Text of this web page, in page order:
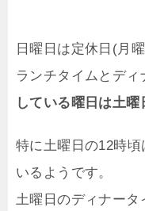
日曜日は定休日(月
ランチタイムとデ
している曜日は土曜
特に土曜日の12時
いるようです。
土曜日のディナータ